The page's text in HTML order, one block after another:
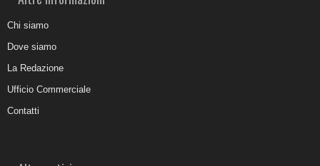
Chi siamo
Dove siamo
La Redazione
Ufficio Commerciale
Contatti